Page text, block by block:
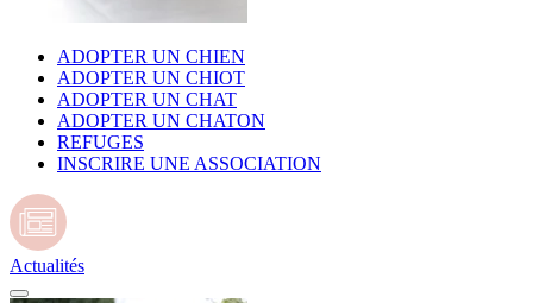
ADOPTER UN CHIEN
ADOPTER UN CHIOT
ADOPTER UN CHAT
ADOPTER UN CHATON
REFUGES
INSCRIRE UNE ASSOCIATION
Actualités